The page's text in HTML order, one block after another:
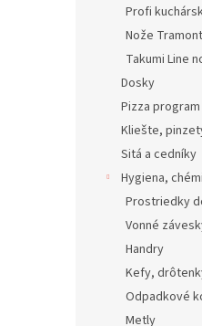
Profi
Nože
Takumi Line
Dosky
Pizza program
Kliešte,
Sitá a cedníky
Hygiena,
Prostriedky
Vonné
Handry
Kefy,
Odpadkové
Metly